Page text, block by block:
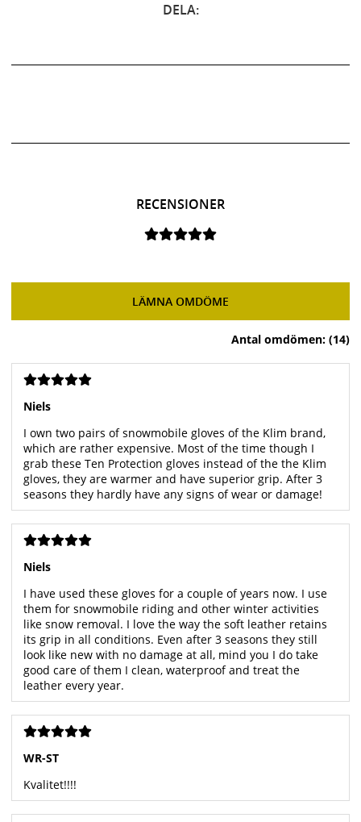
DELA:
RECENSIONER
LÄMNA OMDÖME
Antal omdömen: (14)
Niels
I own two pairs of snowmobile gloves of the Klim brand,
which are rather expensive. Most of the time though I
grab these Ten Protection gloves instead of the the Klim
gloves, they are warmer and have superior grip. After 3
seasons they hardly have any signs of wear or damage!
Niels
I have used these gloves for a couple of years now. I use
them for snowmobile riding and other winter activities
like snow removal. I love the way the soft leather retains
its grip in all conditions. Even after 3 seasons they still
look like new with no damage at all, mind you I do take
good care of them I clean, waterproof and treat the
leather every year.
WR-ST
Kvalitet!!!!